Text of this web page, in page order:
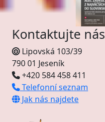
Kontaktujte nás
Lipovská 103/39
790 01 Jeseník
+420 584 458 411
Telefonní seznam
Jak nás najdete